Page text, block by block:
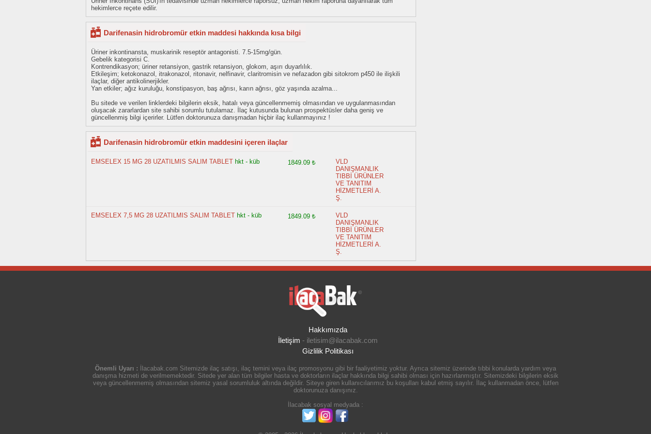
hekimlerce reçete edilir.
Darifenasin hidrobromür etkin maddesi hakkında kısa bilgi
Üriner inkontinansta, muskarinik reseptör antagonisti. 7.5-15mg/gün.
Gebelik kategorisi C.
Kontrendikasyon; üriner retansiyon, gastrik retansiyon, glokom, aşırı duyarlılık.
Etkileşim; ketokonazol, itrakonazol, ritonavir, nelfinavir, claritromisin ve nefazadon gibi sitokrom p450 ile ilişkili
ilaçlar, diğer antikolinerjikler.
Yan etkiler; ağız kuruluğu, konstipasyon, baş ağrısı, karın ağrısı, göz yaşında azalma...
Bu sitede ve verilen linklerdeki bilgilerin eksik, hatalı veya güncellenmemiş olmasından ve uygulanmasından
oluşacak zararlardan site sahibi sorumlu tutulamaz. İlaç kutusunda bulunan prospektüsler daha geniş ve
güncellenmiş bilgi içerirler. Lütfen doktorunuza danışmadan hiçbir ilaç kullanmayınız !
Darifenasin hidrobromür etkin maddesini içeren ilaçlar
EMSELEX 15 MG 28 UZATILMIS SALIM TABLET hkt - küb 1849.09 ₺
VLD
DANIŞMANLIK
TIBBİ ÜRÜNLER
VE TANITIM
HİZMETLERİ A.
Ş.
EMSELEX 7,5 MG 28 UZATILMIS SALIM TABLET hkt - küb 1849.09 ₺
VLD
DANIŞMANLIK
TIBBİ ÜRÜNLER
VE TANITIM
HİZMETLERİ A.
Ş.
Hakkımızda
İletişim - iletisim@ilacabak.com
Gizlilik Politikası
Önemli Uyarı : İlacabak.com Sitemizde ilaç satışı, ilaç temini veya ilaç promosyonu gibi bir faaliyetimiz yoktur. Ayrıca sitemiz üzerinde tıbbi konularda yardım veya
danışma hizmeti de verilmemektedir. Sitede yer alan tüm bilgiler hasta ve doktorların ilaçlar hakkında bilgi sahibi olması için hazırlanmıştır. Sitemizdeki bilgilerin eksik
veya güncellenmemiş olmasından sitemiz yasal sorumluluk altında değildir. Siteye giren kullanıcılarımız bu koşulları kabul etmiş sayılır. İlaç kullanmadan önce, lütfen
doktorunuza danışınız.
İlacabak sosyal medyada :